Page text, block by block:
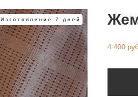
Изготовление 7 дней
4 400